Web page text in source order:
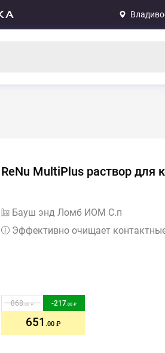
ReNu MultiPlus раствор для
Бауш энд Ломб ИОМ С.п
Эффективно очищает
868.00 -217.00
651 .00